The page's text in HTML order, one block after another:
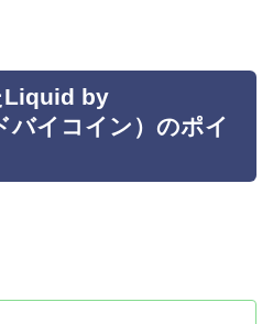
Liquid by
バイコイン）のポイ